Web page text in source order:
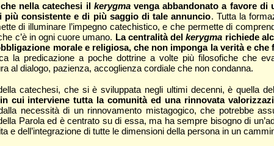
nella catechesi il kerygmavenga abbandonato a favore di
consistente e di più saggio di tale annuncio. Tutta la
di illuminare l’impegno catechistico, e che permette di
c’è in ogni cuore umano. La centralità delkerygma richiede
morale e religiosa, che non imponga la verità e
la predicazione a poche dottrine a volte più filosofiche che
al dialogo, pazienza, accoglienza cordiale che non condanna.
catechesi, che si è sviluppata negli ultimi decenni, è quella
cui interviene tutta la comunità ed una rinnovata
necessità di un rinnovamento mistagogico, che potrebbe
Parola ed è centrato su di essa, ma ha sempre bisogno di
e dell’integrazione di tutte le dimensioni della persona in un